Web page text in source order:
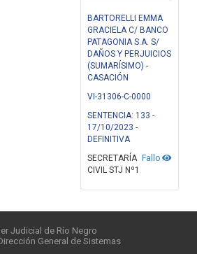
BARTORELLI EMMA
GRACIELA C/ BANCO
PATAGONIA S.A. S/
DAÑOS Y PERJUICIOS
(SUMARÍSIMO) -
CASACIÓN
VI-31306-C-0000
SENTENCIA: 133 -
17/10/2023 -
DEFINITIVA
Fallo
SECRETARÍA
CIVIL STJ Nº1